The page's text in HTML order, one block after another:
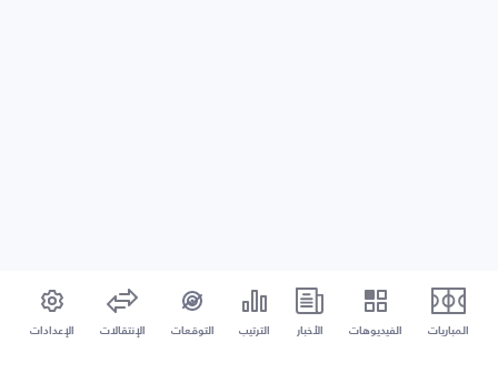
المباريات الفيديوهات الأخبار الترتيب التوقعات الإنتقالات الإعدادات